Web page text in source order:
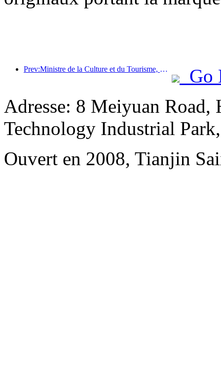
Prev:Ministre de la Culture et du Tourisme, Sun Yeli : Promouvoir la construction d’un pôle touristique majeur et enrichir l’offre de produits touristiques de haute qualité.
Go
Adresse: 8 Meiyuan
Technology Industrial
Ouvert en 2008, Tianjin